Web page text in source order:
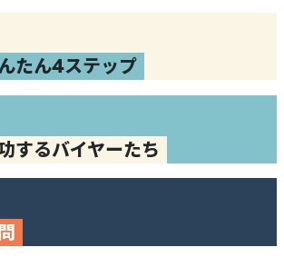
たん4ステップ
するバイヤーたち